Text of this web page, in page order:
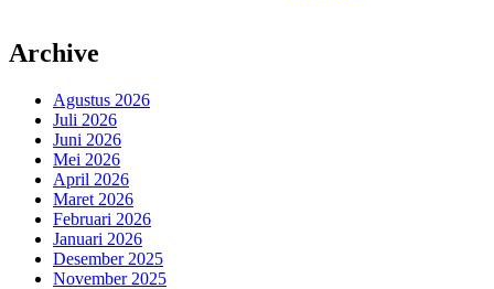
Archive
Agustus 2026
Juli 2026
Juni 2026
Mei 2026
April 2026
Maret 2026
Februari 2026
Januari 2026
Desember 2025
November 2025